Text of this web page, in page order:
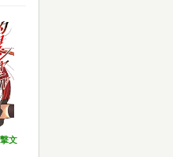
文